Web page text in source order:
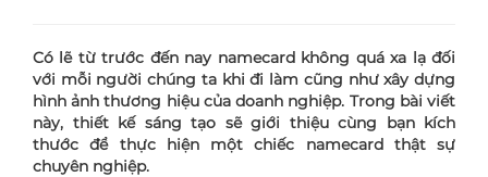
Có lẽ từ trước đến nay namecard không quá xa lạ đối
với mỗi người chúng ta khi đi làm cũng như xây dựng
hình ảnh thương hiệu của doanh nghiệp. Trong bài viết
này, thiết kế sáng tạo sẽ giới thiệu cùng bạn kích
thước để thực hiện một chiếc namecard thật sự
chuyên nghiệp.